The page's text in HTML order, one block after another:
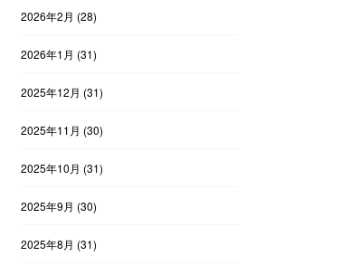
2026年2月 (28)
2026年1月 (31)
2025年12月 (31)
2025年11月 (30)
2025年10月 (31)
2025年9月 (30)
2025年8月 (31)